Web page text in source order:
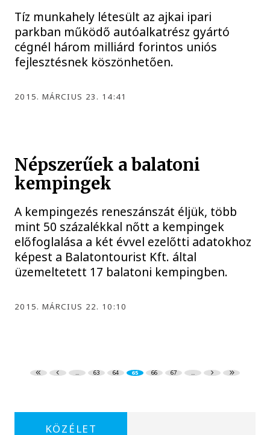
Tíz munkahely létesült az ajkai ipari
parkban működő autóalkatrész gyártó
cégnél három milliárd forintos uniós
fejlesztésnek köszönhetően.
2015. MÁRCIUS 23. 14:41
Népszerűek a balatoni
kempingek
A kempingezés reneszánszát éljük, több
mint 50 százalékkal nőtt a kempingek
előfoglalása a két évvel ezelőtti adatokhoz
képest a Balatontourist Kft. által
üzemeltetett 17 balatoni kempingben.
2015. MÁRCIUS 22. 10:10
... 63 64 65 66 67 ...
KÖZÉLET